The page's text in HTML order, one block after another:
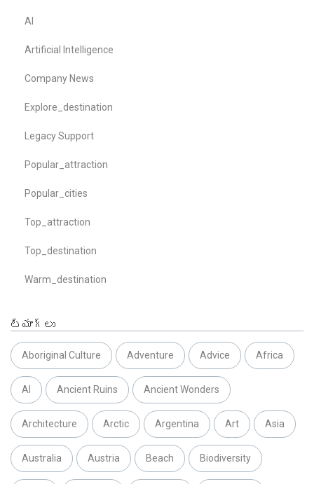
AI
Artificial Intelligence
Company News
Explore_destination
Legacy Support
Popular_attraction
Popular_cities
Top_attraction
Top_destination
Warm_destination
ట్యాగ్లు
Aboriginal Culture Adventure Advice Africa
AI Ancient Ruins Ancient Wonders
Architecture Arctic Argentina Art Asia
Australia Austria Beach Biodiversity